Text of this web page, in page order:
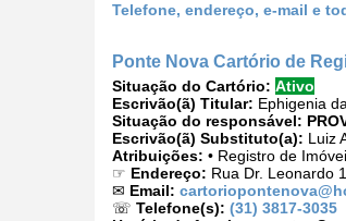
Telefone, endereço, e-mail e
Ponte Nova Cartório de
Situação do Cartório: Ativo
Escrivão(ã) Titular: Ephigenia
Situação do responsável:
Escrivão(ã) Substituto(a): Luiz
Atribuições: • Registro de
☞ Endereço: Rua Dr. Leonardo
✉ Email:
☏ Telefone(s): (31) 3817-3035